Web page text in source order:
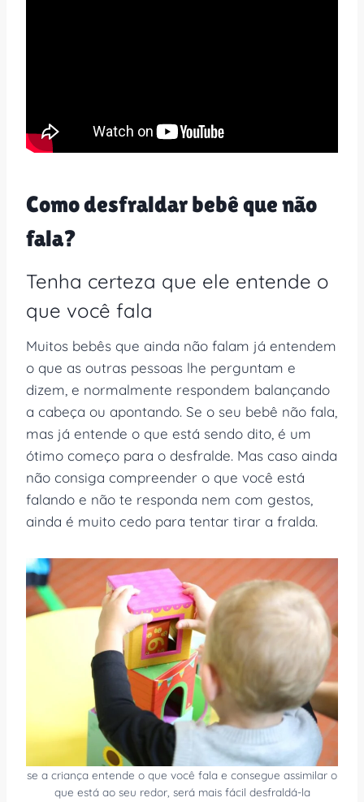
Como desfraldar bebê que não
fala?
Tenha certeza que ele entende o
que você fala
Muitos bebês que ainda não falam já entendem
o que as outras pessoas lhe perguntam e
dizem, e normalmente respondem balançando
a cabeça ou apontando. Se o seu bebê não fala,
mas já entende o que está sendo dito, é um
ótimo começo para o desfralde. Mas caso ainda
não consiga compreender o que você está
falando e não te responda nem com gestos,
ainda é muito cedo para tentar tirar a fralda.
se a criança entende o que você fala e consegue assimilar o
que está ao seu redor, será mais fácil desfraldá-la